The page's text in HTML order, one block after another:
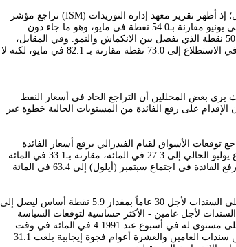
ولم تقتصر مؤشرات التباطؤ على سوق العمل؛ إذ أظهر تقرير معهد إدارة التوريدات (ISM) تراجع مؤشر
مديري المشتريات الصناعي إلى 53.3 نقطة في يونيو مقارنة بـ54.0 نقطة في مايو، وهو ما جاء دون
التوقعات البالغة 54.0، وإن ظل فوق مستوى 50 نقطة الذي يفصل بين الانكماش والنمو. وفي المقابل،
انخفض مقياس الأسعار المدفوعة للمدخلات في الاستطلاع إلى 73.0 نقطة مقارنة بـ 82.1 في مايو، لكنه لا
يرى بعض المحللين أن التراجع الحاد في أسعار النفط
على رفع الفائدة من المستويات الحالية خطوة غير
الأسواق لقيام الفيدرالي برفع أسعار الفائدة
بمقدار 25 نقطة أساس على الأقل في اجتماع يوليو الحالي إلى 27.3 في المائة، مقارنة بـ33.1 في المائة
في الجلسة السابقة. كما انخفضت احتمالات رفع الفائدة في اجتماع سبتمبر (أيلول) إلى 63.4 في المائة
وعلى صعيد التحركات الأخرى، ارتفع العائد على السندات لأجل 30 عاماً بمقدار 5.9 نقطة أساس ليصل إلى
السندات لأجل عامين - الأكثر حساسية لتوقعات السياسة
النقدية - عند 4.15 في المائة بعد أن لامس أعلى مستوى له في أسبوع عند 4.1991 في المائة في وقت
سابق من اليوم. وعكست منحنيات العوائد بين سندات العامين والعشرة أعوام فجوة إيجابية بلغت 31.1